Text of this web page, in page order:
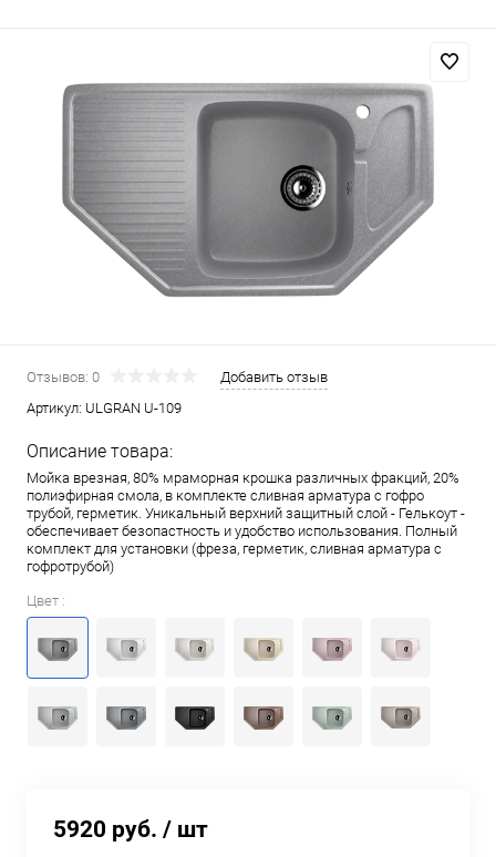
Отзывов: 0
Добавить отзыв
Артикул: ULGRAN U-109
Описание товара:
Мойка врезная, 80% мраморная крошка различных фракций, 20%
полиэфирная смола, в комплекте сливная арматура c гофро
трубой, герметик. Уникальный верхний защитный слой - Гелькоут -
обеспечивает безопастность и удобство использования. Полный
комплект для установки (фреза, герметик, сливная арматура с
гофротрубой)
Цвет :
5920 руб. / шт